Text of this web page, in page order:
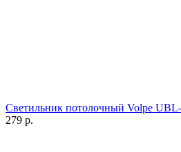
Светильник потолочный Volpe
279 р.